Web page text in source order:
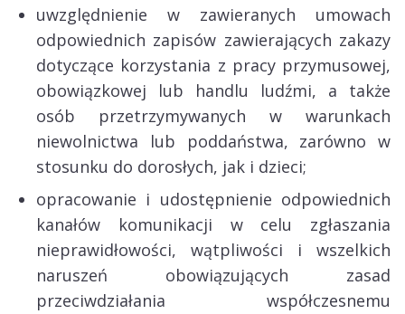
uwzględnienie w zawieranych umowach
odpowiednich zapisów zawierających zakazy
dotyczące korzystania z pracy przymusowej,
obowiązkowej lub handlu ludźmi, a także
osób przetrzymywanych w warunkach
niewolnictwa lub poddaństwa, zarówno w
stosunku do dorosłych, jak i dzieci;
opracowanie i udostępnienie odpowiednich
kanałów komunikacji w celu zgłaszania
nieprawidłowości, wątpliwości i wszelkich
naruszeń obowiązujących zasad
przeciwdziałania współczesnemu